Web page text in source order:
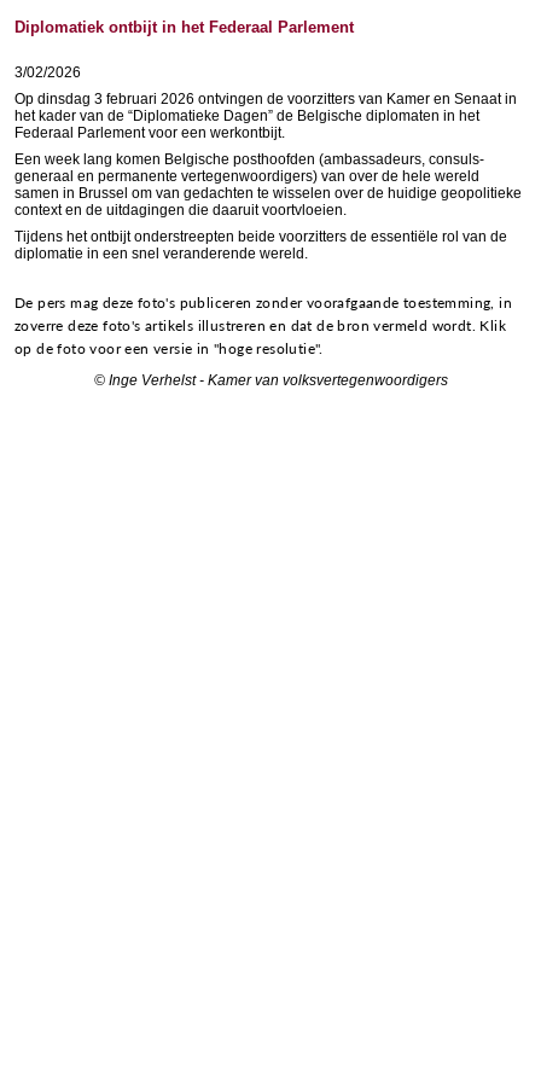
Diplomatiek ontbijt in het Federaal Parlement
3/02/2026
Op dinsdag 3 februari 2026 ontvingen de voorzitters van Kamer en Senaat in
het kader van de “Diplomatieke Dagen” de Belgische diplomaten in het
Federaal Parlement voor een werkontbijt.
Een week lang komen Belgische posthoofden (ambassadeurs, consuls-
generaal en permanente vertegenwoordigers) van over de hele wereld
samen in Brussel om van gedachten te wisselen over de huidige geopolitieke
context en de uitdagingen die daaruit voortvloeien.
Tijdens het ontbijt onderstreepten beide voorzitters de essentiële rol van de
diplomatie in een snel veranderende wereld.
De pers mag deze foto's publiceren zonder voorafgaande toestemming, in
zoverre deze foto's artikels illustreren en dat de bron vermeld wordt. Klik
op de foto voor een versie in "hoge resolutie".
© Inge Verhelst - Kamer van volksvertegenwoordigers